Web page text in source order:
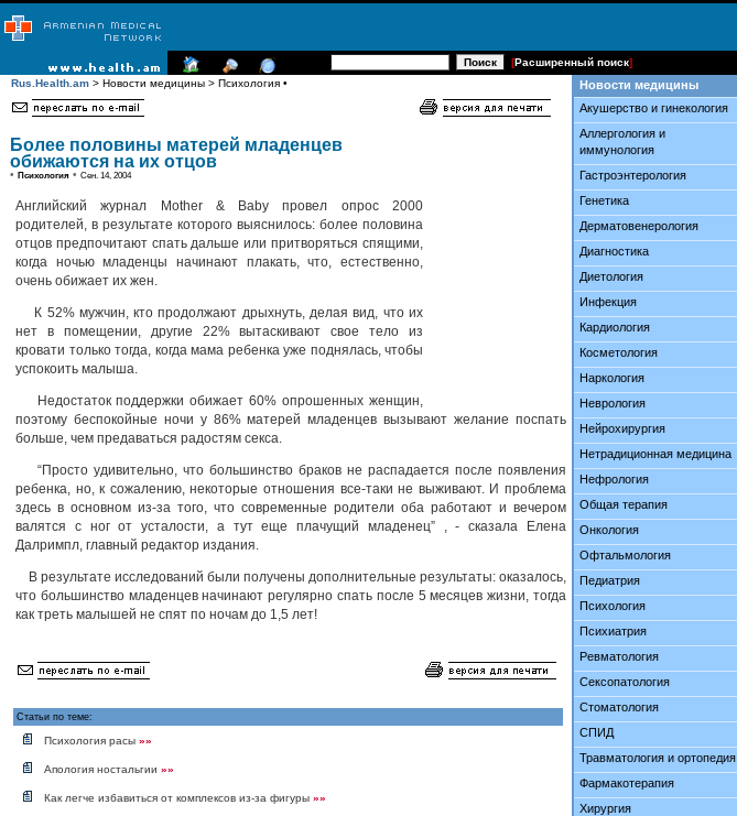
Rus.Health.am > Новости медицины > Психология •
Более половины матерей младенцев
обижаются на их отцов
• Психология • Сен. 14, 2004
Английский журнал Mother & Baby провел опрос 2000
родителей, в результате которого выяснилось: более половина
отцов предпочитают спать дальше или притворяться спящими,
когда ночью младенцы начинают плакать, что, естественно,
очень обижает их жен.
К 52% мужчин, кто продолжают дрыхнуть, делая вид, что их
нет в помещении, другие 22% вытаскивают свое тело из
кровати только тогда, когда мама ребенка уже поднялась, чтобы
успокоить малыша.
Недостаток поддержки обижает 60% опрошенных женщин,
поэтому беспокойные ночи у 86% матерей младенцев вызывают желание поспать
больше, чем предаваться радостям секса.
“Просто удивительно, что большинство браков не распадается после появления
ребенка, но, к сожалению, некоторые отношения все-таки не выживают. И проблема
здесь в основном из-за того, что современные родители оба работают и вечером
валятся с ног от усталости, а тут еще плачущий младенец” , - сказала Елена
Далримпл, главный редактор издания.
В результате исследований были получены дополнительные результаты: оказалось,
что большинство младенцев начинают регулярно спать после 5 месяцев жизни, тогда
как треть малышей не спят по ночам до 1,5 лет!
Статьи по теме:
Психология расы »»
Апология ностальгии »»
Как легче избавиться от комплексов из-за фигуры »»
Новости медицины
Акушерство и гинекология
Аллергология и
иммунология
Гастроэнтерология
Генетика
Дерматовенерология
Диагностика
Диетология
Инфекция
Кардиология
Косметология
Наркология
Неврология
Нейрохирургия
Нетрадиционная медицина
Нефрология
Общая терапия
Онкология
Офтальмология
Педиатрия
Психология
Психиатрия
Ревматология
Сексопатология
Стоматология
СПИД
Травматология и ортопедия
Фармакотерапия
Хирургия
[Расширенный поиск]